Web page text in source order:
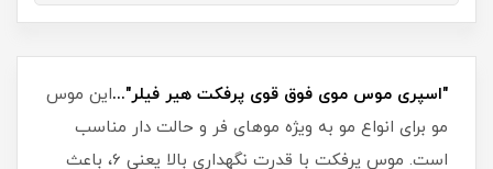
"اسپری موس موی فوق قوی پرفکت هیر فیلر"...این موس
مو برای انواع مو به ویژه موهای فر و حالت دار مناسب
است. موس پرفکت با قدرت نگهداری بالا یعنی 6، باعث